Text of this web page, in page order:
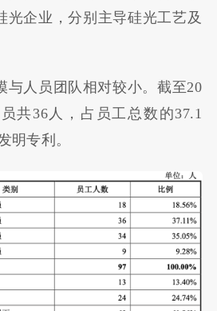
光企业，分别主导硅光工艺及
与人员团队相对较小。截至20
共36人，占员工总数的37.1
明专利。